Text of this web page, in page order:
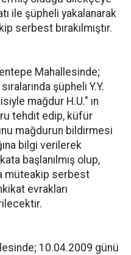
ile şüpheli yakalanarak
serbest bırakılmıştır.
Mahallesinde;
şüpheli Y.Y.
mağdur H.U." ın
tehdit edip, küfür
mağdurun bildirmesi
bilgi verilerek
başlanılmış olup,
müteakip serbest
evrakları
10.04.2009 günü